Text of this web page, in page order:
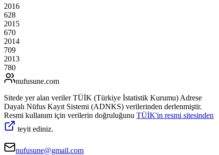
2016
628
2015
670
2014
709
2013
780
nufusune.com
Sitede yer alan veriler TÜİK (Türkiye İstatistik Kurumu) Adrese
Dayalı Nüfus Kayıt Sistemi (ADNKS) verilerinden derlenmiştir.
Resmi kullanım için verilerin doğruluğunu TÜİK'in resmi sitesinden
teyit ediniz.
nufusune@gmail.com